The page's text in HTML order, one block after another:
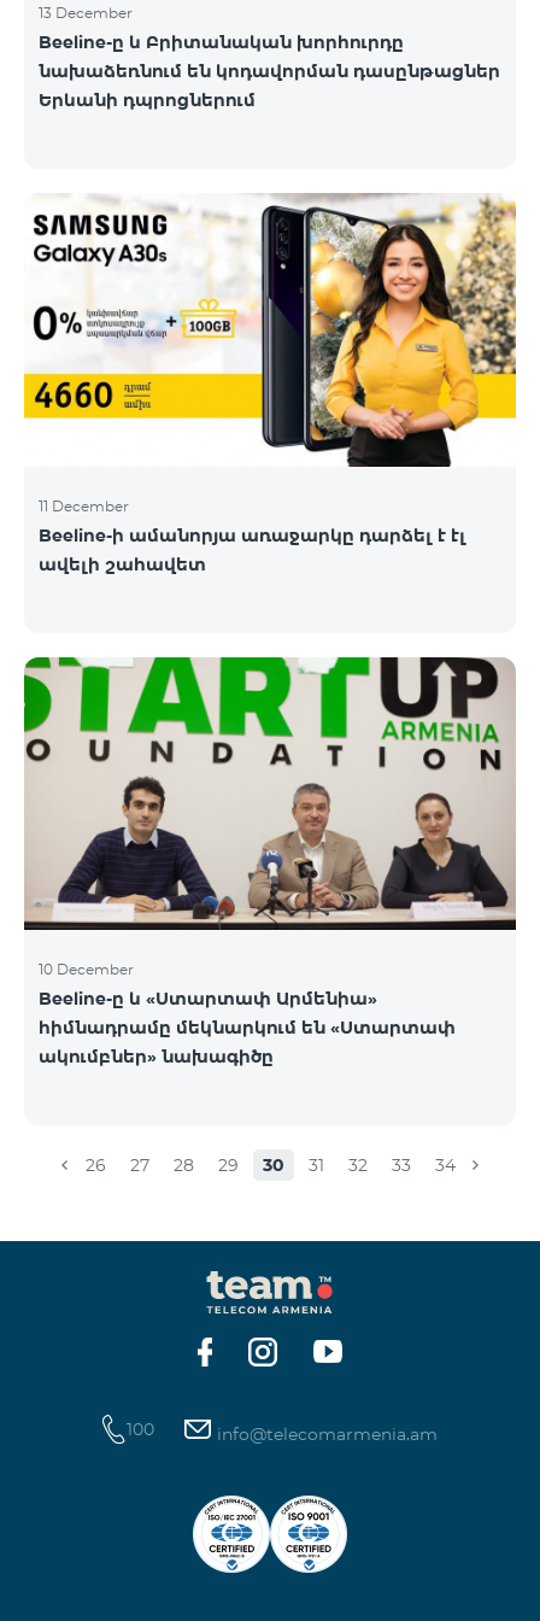
13 December
Beeline-ը և Բրիտանական խորհուրդը
նախաձեռնում են կոդավորման դասընթացներ
Երևանի դպրոցներում
11 December
Beeline-ի ամանորյա առաջարկը դարձել է էլ
ավելի շահավետ
10 December
Beeline-ը և «Ստարտափ Արմենիա»
հիմնադրամը մեկնարկում են «Ստարտափ
ակումբներ» նախագիծը
26 27 28 29 30 31 32 33 34
100 info@telecomarmenia.am